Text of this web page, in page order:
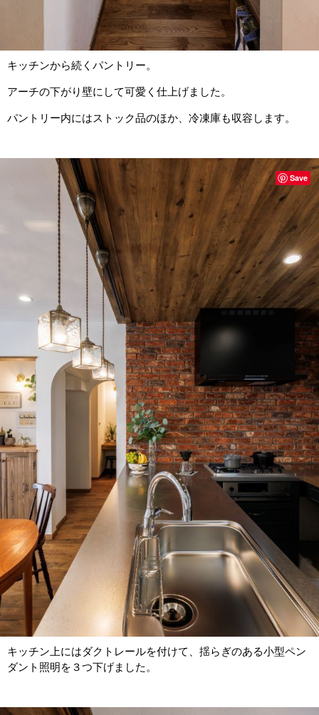
キッチンから続くパントリー。
アーチの下がり壁にして可愛く仕上げました。
パントリー内にはストック品のほか、冷凍庫も収容します。
キッチン上にはダクトレールを付けて、揺らぎのある小型ペン
ダント照明を３つ下げました。
Save